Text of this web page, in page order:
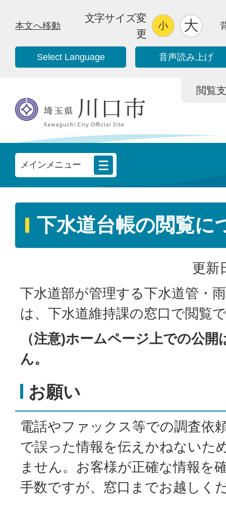
本文へ移動
文字サイズ変
更
Select Language 音声読み上げ
閲覧
メインメニュー
下水道台帳の閲覧に
更新
下水道部が管理する下水道管・
は、下水道維持課の窓口で閲覧
（注意)ホームページ上での公
ん。
お願い
電話やファックス等での調査依
で誤った情報を伝えかねないた
ません。お客様が正確な情報を
手数ですが、窓口までお越しく